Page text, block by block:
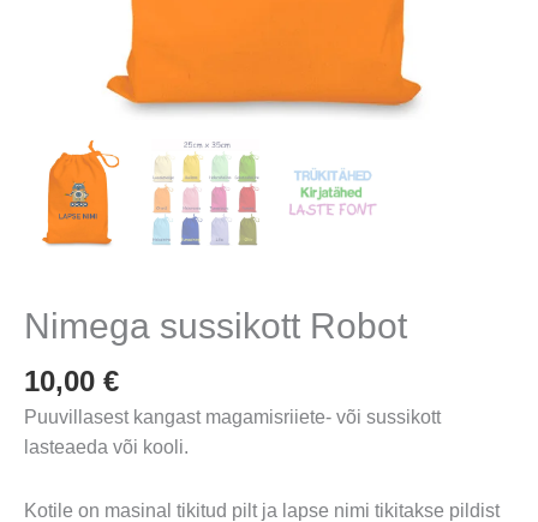
Nimega sussikott Robot
10,00 €
Puuvillasest kangast magamisriiete- või sussikott
lasteaeda või kooli.
Kotile on masinal tikitud pilt ja lapse nimi tikitakse pildist